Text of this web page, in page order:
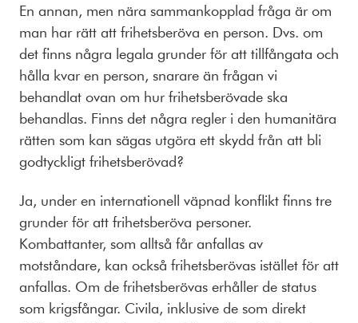
En annan, men nära sammankopplad fråga är om
man har rätt att frihetsberöva en person. Dvs. om
det finns några legala grunder för att tillfångata och
hålla kvar en person, snarare än frågan vi
behandlat ovan om hur frihetsberövade ska
behandlas. Finns det några regler i den humanitära
rätten som kan sägas utgöra ett skydd från att bli
godtyckligt frihetsberövad?
Ja, under en internationell väpnad konflikt finns tre
grunder för att frihetsberöva personer.
Kombattanter, som alltså får anfallas av
motståndare, kan också frihetsberövas istället för att
anfallas. Om de frihetsberövas erhåller de status
som krigsfångar. Civila, inklusive de som direkt